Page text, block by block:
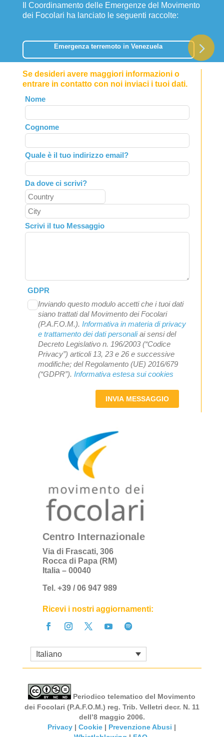
Il Coordinamento delle Emergenze del Movimento
dei Focolari ha lanciato le seguenti raccolte:
Emergenza terremoto in Venezuela
Se desideri avere maggiori informazioni o
entrare in contatto con noi inviaci i tuoi dati.
Leave
this
field
blank
Nome
Cognome
Quale è il tuo indirizzo email?
Da dove ci scrivi?
Scrivi il tuo Messaggio
GDPR
Inviando questo modulo accetti che i tuoi dati
siano trattati dal Movimento dei Focolari
(P.A.F.O.M.). Informativa in materia di privacy
e trattamento dei dati personaliai sensi del
Decreto Legislativo n. 196/2003 (“Codice
Privacy”) articoli 13, 23 e 26 e successive
modifiche; del Regolamento (UE) 2016/679
(“GDPR”). Informativa estesa sui cookies
INVIA MESSAGGIO
Centro Internazionale
Via di Frascati, 306
Rocca di Papa (RM)
Italia – 00040
Tel. +39 / 06 947 989
Ricevi i nostri aggiornamenti:
Italiano
Periodico telematico del Movimento
dei Focolari (P.A.F.O.M.) reg. Trib. Velletri decr. N. 11
dell’8 maggio 2006.
Privacy |Cookie | Prevenzione Abusi |